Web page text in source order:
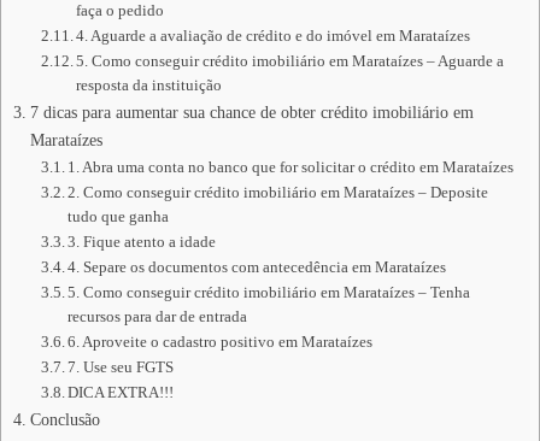
faça o pedido
4. Aguarde a avaliação de crédito e do imóvel em Marataízes
5. Como conseguir crédito imobiliário em Marataízes – Aguarde a
resposta da instituição
7 dicas para aumentar sua chance de obter crédito imobiliário em
Marataízes
1. Abra uma conta no banco que for solicitar o crédito em Marataízes
2. Como conseguir crédito imobiliário em Marataízes – Deposite
tudo que ganha
3. Fique atento a idade
4. Separe os documentos com antecedência em Marataízes
5. Como conseguir crédito imobiliário em Marataízes – Tenha
recursos para dar de entrada
6. Aproveite o cadastro positivo em Marataízes
7. Use seu FGTS
DICA EXTRA!!!
Conclusão